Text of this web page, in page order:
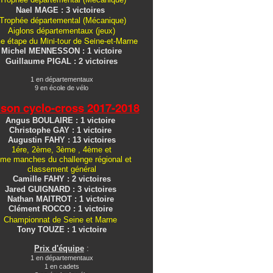
Nael MAGE : 3 victoires
Trophée départemental (Mécanique)
Aiglons départementaux (jeux)
étape du Mini-tour de Seine-et-Marne
Michel MENNESSON : 1 victoire
Guillaume PIGAL : 2 victoires
1 en départementaux
9 en école de vélo
cyclo-cross2017-2018
Angus BOULAIRE : 1 victoire
Christophe GAY : 1 victoire
Augustin FAHY : 13 victoires
1ére, 2ème, 3ème , 4ème et
manches du challenge régional et
classement général
Camille FAHY : 2 victoires
Jared GUIGNARD : 3 victoires
Nathan MAITROT : 1 victoire
Clément ROCCO : 1 victoire
Championnat de Seine et Marne
Tony TOUZE : 1 victoire
Prix d'équipe :
1 en départementaux
1 en cadets